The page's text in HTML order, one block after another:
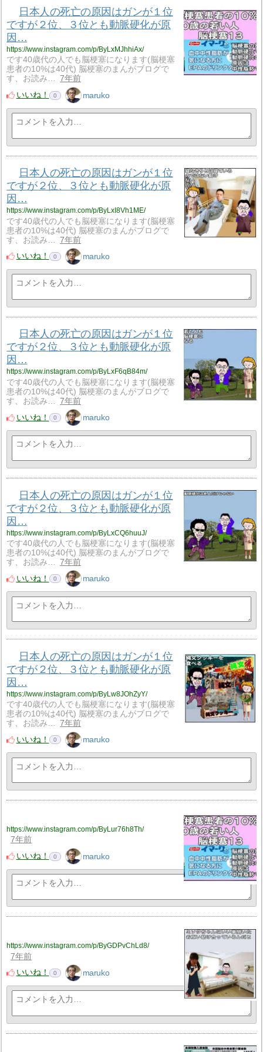
日本人の死亡の原因はガンが１位
ですが２位、３位とも動脈硬化が原
因…
https://www.instagram.com/p/ByLxMJhhiAx/
です40歳代の人でも脳梗塞になります(脳梗塞
患者の10%は40代) 脳梗塞のまんがブログで
す、お読み…
7年前
いいね！
0 maruko
日本人の死亡の原因はガンが１位
ですが２位、３位とも動脈硬化が原
因…
https://www.instagram.com/p/ByLxI8Vh1ME/
です40歳代の人でも脳梗塞になります(脳梗塞
患者の10%は40代) 脳梗塞のまんがブログで
す、お読み…
7年前
いいね！
0 maruko
日本人の死亡の原因はガンが１位
ですが２位、３位とも動脈硬化が原
因…
https://www.instagram.com/p/ByLxF6qB84m/
です40歳代の人でも脳梗塞になります(脳梗塞
患者の10%は40代) 脳梗塞のまんがブログで
す、お読み…
7年前
いいね！
0 maruko
日本人の死亡の原因はガンが１位
ですが２位、３位とも動脈硬化が原
因…
https://www.instagram.com/p/ByLxCQ6huuJ/
です40歳代の人でも脳梗塞になります(脳梗塞
患者の10%は40代) 脳梗塞のまんがブログで
す、お読み…
7年前
いいね！
0 maruko
日本人の死亡の原因はガンが１位
ですが２位、３位とも動脈硬化が原
因…
https://www.instagram.com/p/ByLw8JOhZyY/
です40歳代の人でも脳梗塞になります(脳梗塞
患者の10%は40代) 脳梗塞のまんがブログで
す、お読み…
7年前
いいね！
0 maruko
https://www.instagram.com/p/ByLur76h8Th/
7年前
いいね！
0 maruko
https://www.instagram.com/p/ByGDPvChLd8/
7年前
いいね！
0 maruko